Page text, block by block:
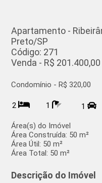
Apartamento -
Preto/SP
Código: 271
Venda - R$ 201.400,00
Condomínio - R$ 320,00
2 1 1
Área(s) do Imóvel
Área Construída: 50 m²
Área Útil: 50 m²
Área Total: 50 m²
Descrição do Imóvel